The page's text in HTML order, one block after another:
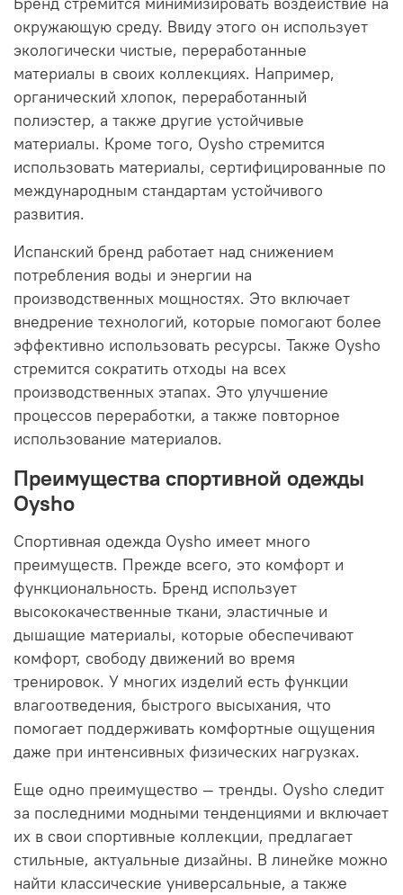
Бренд стремится минимизировать воздействие на
окружающую среду. Ввиду этого он использует
экологически чистые, переработанные
материалы в своих коллекциях. Например,
органический хлопок, переработанный
полиэстер, а также другие устойчивые
материалы. Кроме того, Oysho стремится
использовать материалы, сертифицированные по
международным стандартам устойчивого
развития.
Испанский бренд работает над снижением
потребления воды и энергии на
производственных мощностях. Это включает
внедрение технологий, которые помогают более
эффективно использовать ресурсы. Также Oysho
стремится сократить отходы на всех
производственных этапах. Это улучшение
процессов переработки, а также повторное
использование материалов.
Преимущества спортивной одежды
Oysho
Спортивная одежда Oysho имеет много
преимуществ. Прежде всего, это комфорт и
функциональность. Бренд использует
высококачественные ткани, эластичные и
дышащие материалы, которые обеспечивают
комфорт, свободу движений во время
тренировок. У многих изделий есть функции
влагоотведения, быстрого высыхания, что
помогает поддерживать комфортные ощущения
даже при интенсивных физических нагрузках.
Еще одно преимущество — тренды. Oysho следит
за последними модными тенденциями и включает
их в свои спортивные коллекции, предлагает
стильные, актуальные дизайны. В линейке можно
найти классические универсальные, а также